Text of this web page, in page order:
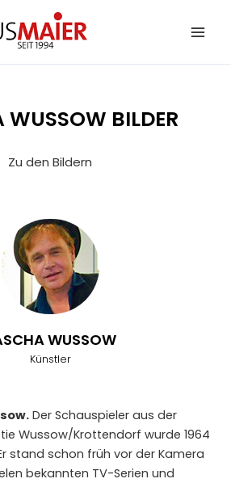
WUSSOW BILDER
Zu den Bildern
WUSSOW
Künstler
Der Schauspieler aus der
Wussow/Krottendorf wurde 1964
stand schon früh vor der Kamera
bekannten TV-Serien und